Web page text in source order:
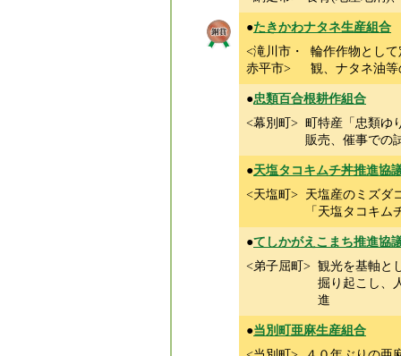
●たきかわナタネ生産組合
<滝川市・
赤平市>
輪作作物とし
観、ナタネ油
●忠類百合根耕作組合
<幕別町> 町特産「忠類ゆ
販売、催事での
●天塩タコキムチ丼推進協
<天塩町> 天塩産のミズダ
「天塩タコキム
●てしかがえこまち推進協
<弟子屈町> 観光を基軸と
掘り起こし、
進
●当別町亜麻生産組合